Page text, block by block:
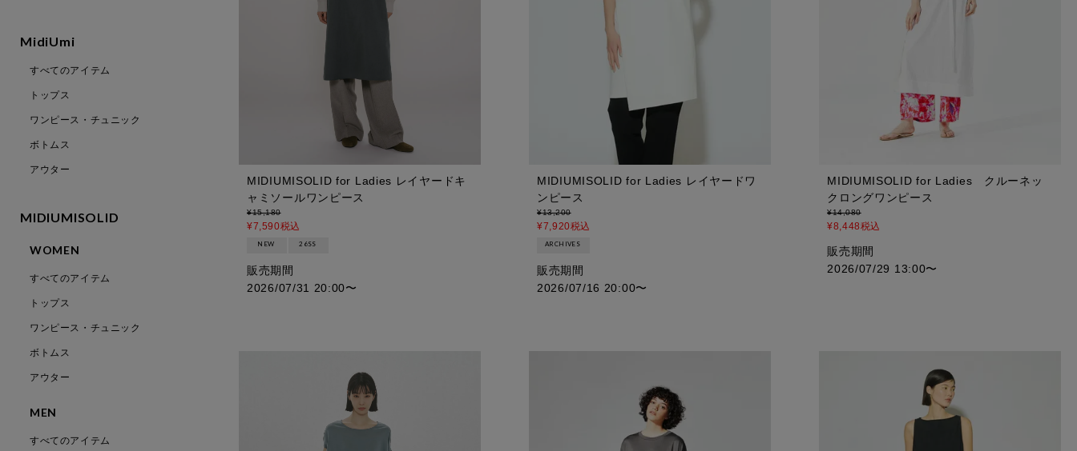
MidiUmi
すべてのアイテム
トップス
ワンピース・チュニック
ボトムス
アウター
MIDIUMISOLID
WOMEN
すべてのアイテム
トップス
ワンピース・チュニック
ボトムス
アウター
MEN
すべてのアイテム
MIDIUMISOLID for Ladies レイヤードキ
ャミソールワンピース
¥15,180
¥7,590税込
NEW 26SS
販売期間
2026/07/31 20:00〜
MIDIUMISOLID for Ladies レイヤードワ
ンピース
¥13,200
¥7,920税込
ARCHIVES
販売期間
2026/07/16 20:00〜
MIDIUMISOLID for Ladies クルーネッ
クロングワンピース
¥14,080
¥8,448税込
販売期間
2026/07/29 13:00〜